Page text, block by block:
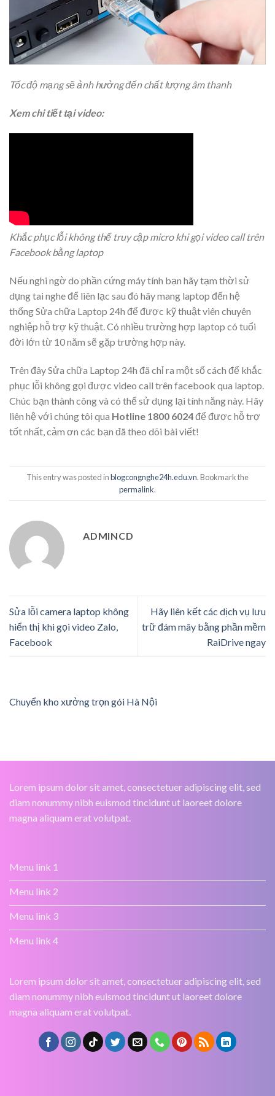
Tốc độ mạng sẽ ảnh hưởng đến chất lượng âm thanh
Xem chi tiết tại video:
Khắc phục lỗi không thể truy cập micro khi gọi video call trên
Facebook bằng laptop
Nếu nghi ngờ do phần cứng máy tính bạn hãy tạm thời sử
dụng tai nghe để liên lạc sau đó hãy mang laptop đến hệ
thống Sửa chữa Laptop 24h để được kỹ thuật viên chuyên
nghiệp hỗ trợ kỹ thuật. Có nhiều trường hợp laptop có tuổi
đời lớn từ 10 năm sẽ gặp trường hợp này.
Trên đây Sửa chữa Laptop 24h đã chỉ ra một số cách để khắc
phục lỗi không gọi được video call trên facebook qua laptop.
Chúc bạn thành công và có thể sử dụng lại tính năng này. Hãy
liên hệ với chúng tôi qua Hotline 1800 6024để được hỗ trợ
tốt nhất, cảm ơn các bạn đã theo dõi bài viết!
This entry was posted inblogcongnghe24h.edu.vn. Bookmark the
permalink.
ADMINCD
Sửa lỗi camera laptop không
hiển thị khi gọi video Zalo,
Facebook
Hãy liên kết các dịch vụ lưu
trữ đám mây bằng phần mềm
RaiDrive ngay
Chuyển kho xưởng trọn gói Hà Nội
Lorem ipsum dolor sit amet, consectetuer adipiscing elit, sed
diam nonummy nibh euismod tincidunt ut laoreet dolore
magna aliquam erat volutpat.
Menu link 1
Menu link 2
Menu link 3
Menu link 4
Lorem ipsum dolor sit amet, consectetuer adipiscing elit, sed
diam nonummy nibh euismod tincidunt ut laoreet dolore
magna aliquam erat volutpat.